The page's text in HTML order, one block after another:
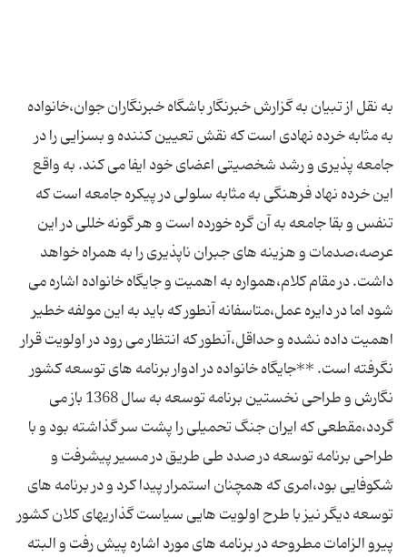
به نقل از تبیان به گزارش خبرنگار باشگاه خبرنگاران جوان،خانواده
به مثابه خرده نهادی است که نقش تعیین کننده و بسزایی را در
جامعه پذیری و رشد شخصیتی اعضای خود ایفا می کند. به واقع
این خرده نهاد فرهنگی به مثابه سلولی در پیکره جامعه است که
تنفس و بقا جامعه به آن گره خورده است و هر گونه خللی در این
عرصه،صدمات و هزینه های جبران ناپذیری را به همراه خواهد
داشت. در مقام کلام،همواره به اهمیت و جایگاه خانواده اشاره می
شود اما در دایره عمل،متاسفانه آنطور که باید به این مولفه خطیر
اهمیت داده نشده و حداقل،آنطور که انتظار می رود در اولویت قرار
نگرفته است. **جایگاه خانواده در ادوار برنامه های توسعه کشور
نگارش و طراحی نخستین برنامه توسعه به سال 1368 باز می
گردد،مقطعی که ایران جنگ تحمیلی را پشت سر گذاشته بود و با
طراحی برنامه توسعه در صدد طی طریق در مسیر پیشرفت و
شکوفایی بود،امری که همچنان استمرار پیدا کرد و در برنامه های
توسعه دیگر نیز با طرح اولویت هایی سیاست گذاریهای کلان کشور
پیرو الزامات مطروحه در برنامه های مورد اشاره پیش رفت و البته